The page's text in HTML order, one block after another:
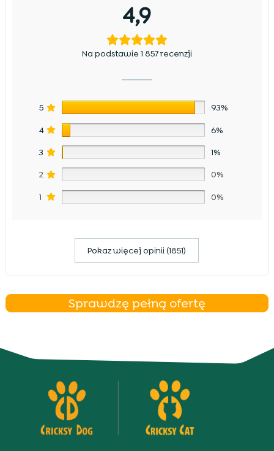
4,9
Na podstawie 1 857 recenzji
5 93%
4 6%
3 1%
2 0%
1 0%
Pokaz więcej opinii (1851)
Sprawdzę pełną ofertę